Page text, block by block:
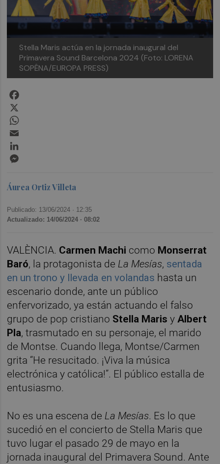
Stella Maris actúa en la jornada inaugural del
Primavera Sound Barcelona 2024 (Foto: LORENA
SOPÊNA/EUROPA PRESS)
Áurea Ortiz Villeta
Publicado: 13/06/2024 · 12:35
Actualizado: 14/06/2024 · 08:02
VALÈNCIA. Carmen Machi como Monserrat
Baró, la protagonista de La Mesías, sentada
en un trono y llevada en volandas hasta un
escenario donde, ante un público
enfervorizado, ya están actuando el falso
grupo de pop cristiano Stella Maris y Albert
Pla, trasmutado en su personaje, el marido
de Montse. Cuando llega, Montse/Carmen
grita “He resucitado. ¡Viva la música
electrónica y católica!”. El público estalla de
entusiasmo.
No es una escena de La Mesías. Es lo que
sucedió en el concierto de Stella Maris que
tuvo lugar el pasado 29 de mayo en la
jornada inaugural del Primavera Sound. Ante